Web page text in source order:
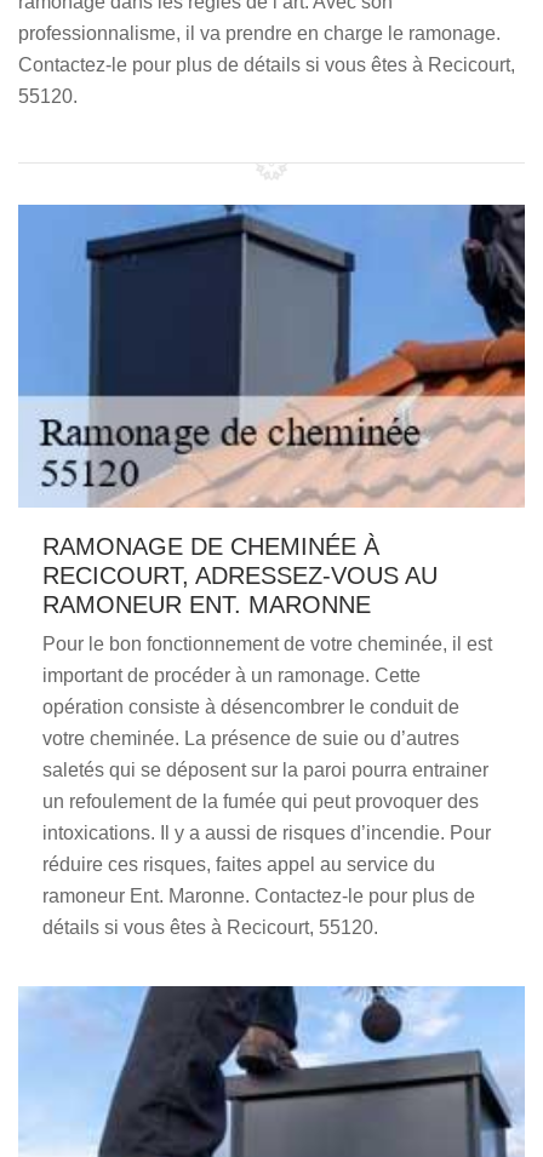
professionnalisme, il va prendre en charge le ramonage.
Contactez-le pour plus de détails si vous êtes à Recicourt,
55120.
RAMONAGE DE CHEMINÉE À
RECICOURT, ADRESSEZ-VOUS AU
RAMONEUR ENT. MARONNE
Pour le bon fonctionnement de votre cheminée, il est
important de procéder à un ramonage. Cette
opération consiste à désencombrer le conduit de
votre cheminée. La présence de suie ou d’autres
saletés qui se déposent sur la paroi pourra entrainer
un refoulement de la fumée qui peut provoquer des
intoxications. Il y a aussi de risques d’incendie. Pour
réduire ces risques, faites appel au service du
ramoneur Ent. Maronne. Contactez-le pour plus de
détails si vous êtes à Recicourt, 55120.